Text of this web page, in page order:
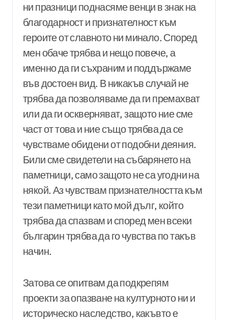
ни празници поднасяме венци в знак на
благодарност и признателност към
героите от славното ни минало. Според
мен обаче трябва и нещо повече, а
именно да ги съхраним и поддържаме
във достоен вид. В никакъв случай не
трябва да позволяваме да ги премахват
или да ги оскверняват, защото ние сме
част от това и ние също трябва да се
чувстваме обидени от подобни деяния.
Били сме свидетели на събарянето на
паметници, само защото не са угодни на
някой. Аз чувствам признателността към
тези паметници като мой дълг, който
трябва да спазвам и според мен всеки
българин трябва да го чувства по такъв
начин.
Затова се опитвам да подкрепям
проекти за опазване на културното ни и
историческо наследство, какъвто е